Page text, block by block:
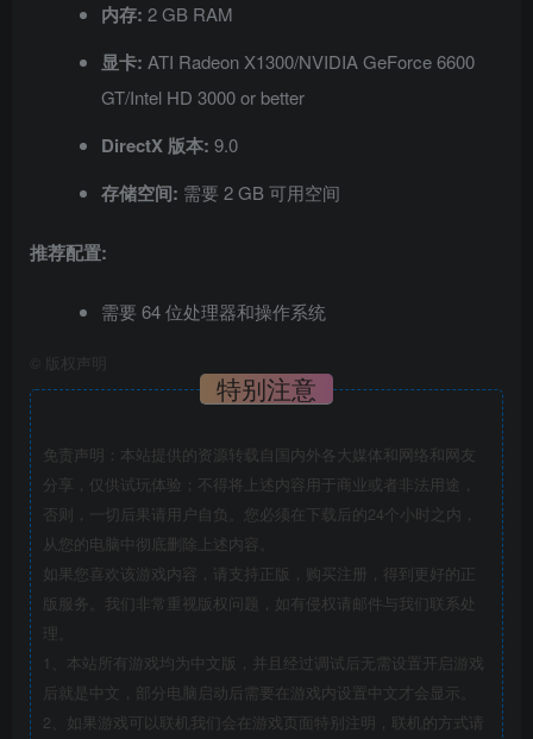
内存: 2 GB RAM
显卡: ATI Radeon X1300/NVIDIA GeForce 6600
GT/Intel HD 3000 or better
DirectX 版本: 9.0
存储空间: 需要 2 GB 可用空间
推荐配置:
需要 64 位处理器和操作系统
版权声明
特别注意
免责声明：本站提供的资源转载自国内外各大媒体和网络和网友
分享，仅供试玩体验；不得将上述内容用于商业或者非法用途，
否则，一切后果请用户自负。您必须在下载后的24个小时之内，
从您的电脑中彻底删除上述内容。
如果您喜欢该游戏内容，请支持正版，购买注册，得到更好的正
版服务。我们非常重视版权问题，如有侵权请邮件与我们联系处
理。
1、本站所有游戏均为中文版，并且经过调试后无需设置开启游戏
后就是中文，部分电脑启动后需要在游戏内设置中文才会显示。
2、如果游戏可以联机我们会在游戏页面特别注明，联机的方式请